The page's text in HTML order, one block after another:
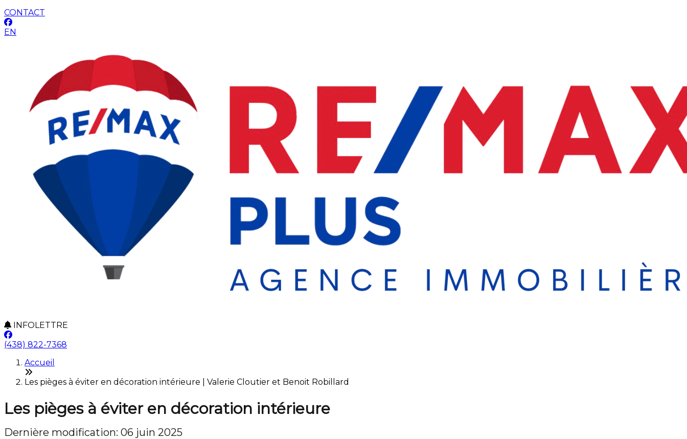
CONTACT
EN
INFOLETTRE
(438) 822-7368
Accueil
Les pièges à éviter en décoration intérieure | Valerie Cloutier et Benoit Robillard
Les pièges à éviter en décoration intérieure
Dernière modification: 06 juin 2025